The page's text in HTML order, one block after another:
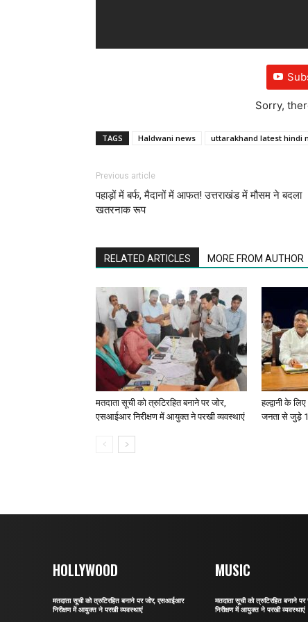
Sorry,
TAGS Haldwani news uttarakhand latest hindi
Previous article
पहाड़ों में बर्फ, मैदानों में आफत! उत्तराखंड में मौसम ने बदला
खतरनाक रूप
RELATED ARTICLES MORE FROM AUTHOR
मतदाता सूची को त्रुटिरहित बनाने पर जोर,
एसआईआर निरीक्षण में आयुक्त ने परखी व्यवस्थाएं
हल्द्वानी के
जनता से जुड़े
HOLLYWOOD
मतदाता सूची को त्रुटिरहित बनाने पर जोर, एसआईआर
निरीक्षण में आयुक्त ने परखी व्यवस्थाएं
MUSIC
मतदाता सूची को त्रुटिरहित बनाने
निरीक्षण में आयुक्त ने परखी व्यवस्थाएं